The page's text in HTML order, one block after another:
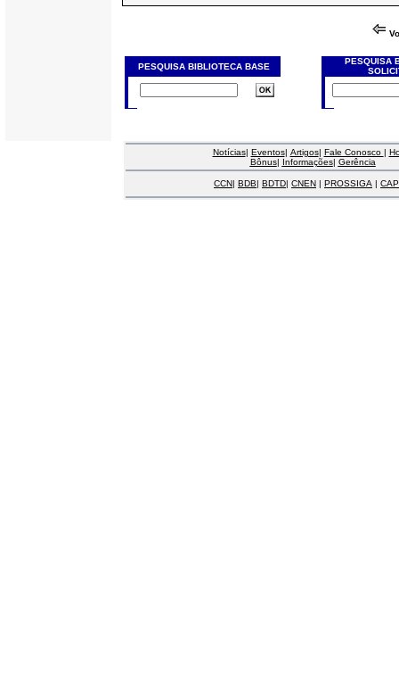
PESQUISA BIBLIOTECA BASE
PESQUISA
Notícias| Eventos| Artigos| Fale Conosco |
Bônus| Informações| Gerência
CCN| BDB| BDTD| CNEN | PROSSIGA |